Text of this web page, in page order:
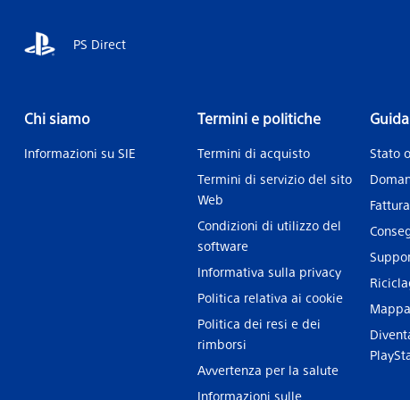
PS Direct
Chi siamo
Informazioni su SIE
Termini e politiche
Termini di acquisto
Termini di servizio del sito
Web
Condizioni di utilizzo del
software
Informativa sulla privacy
Politica relativa ai cookie
Politica dei resi e dei
rimborsi
Avvertenza per la salute
Informazioni sulle
Stato